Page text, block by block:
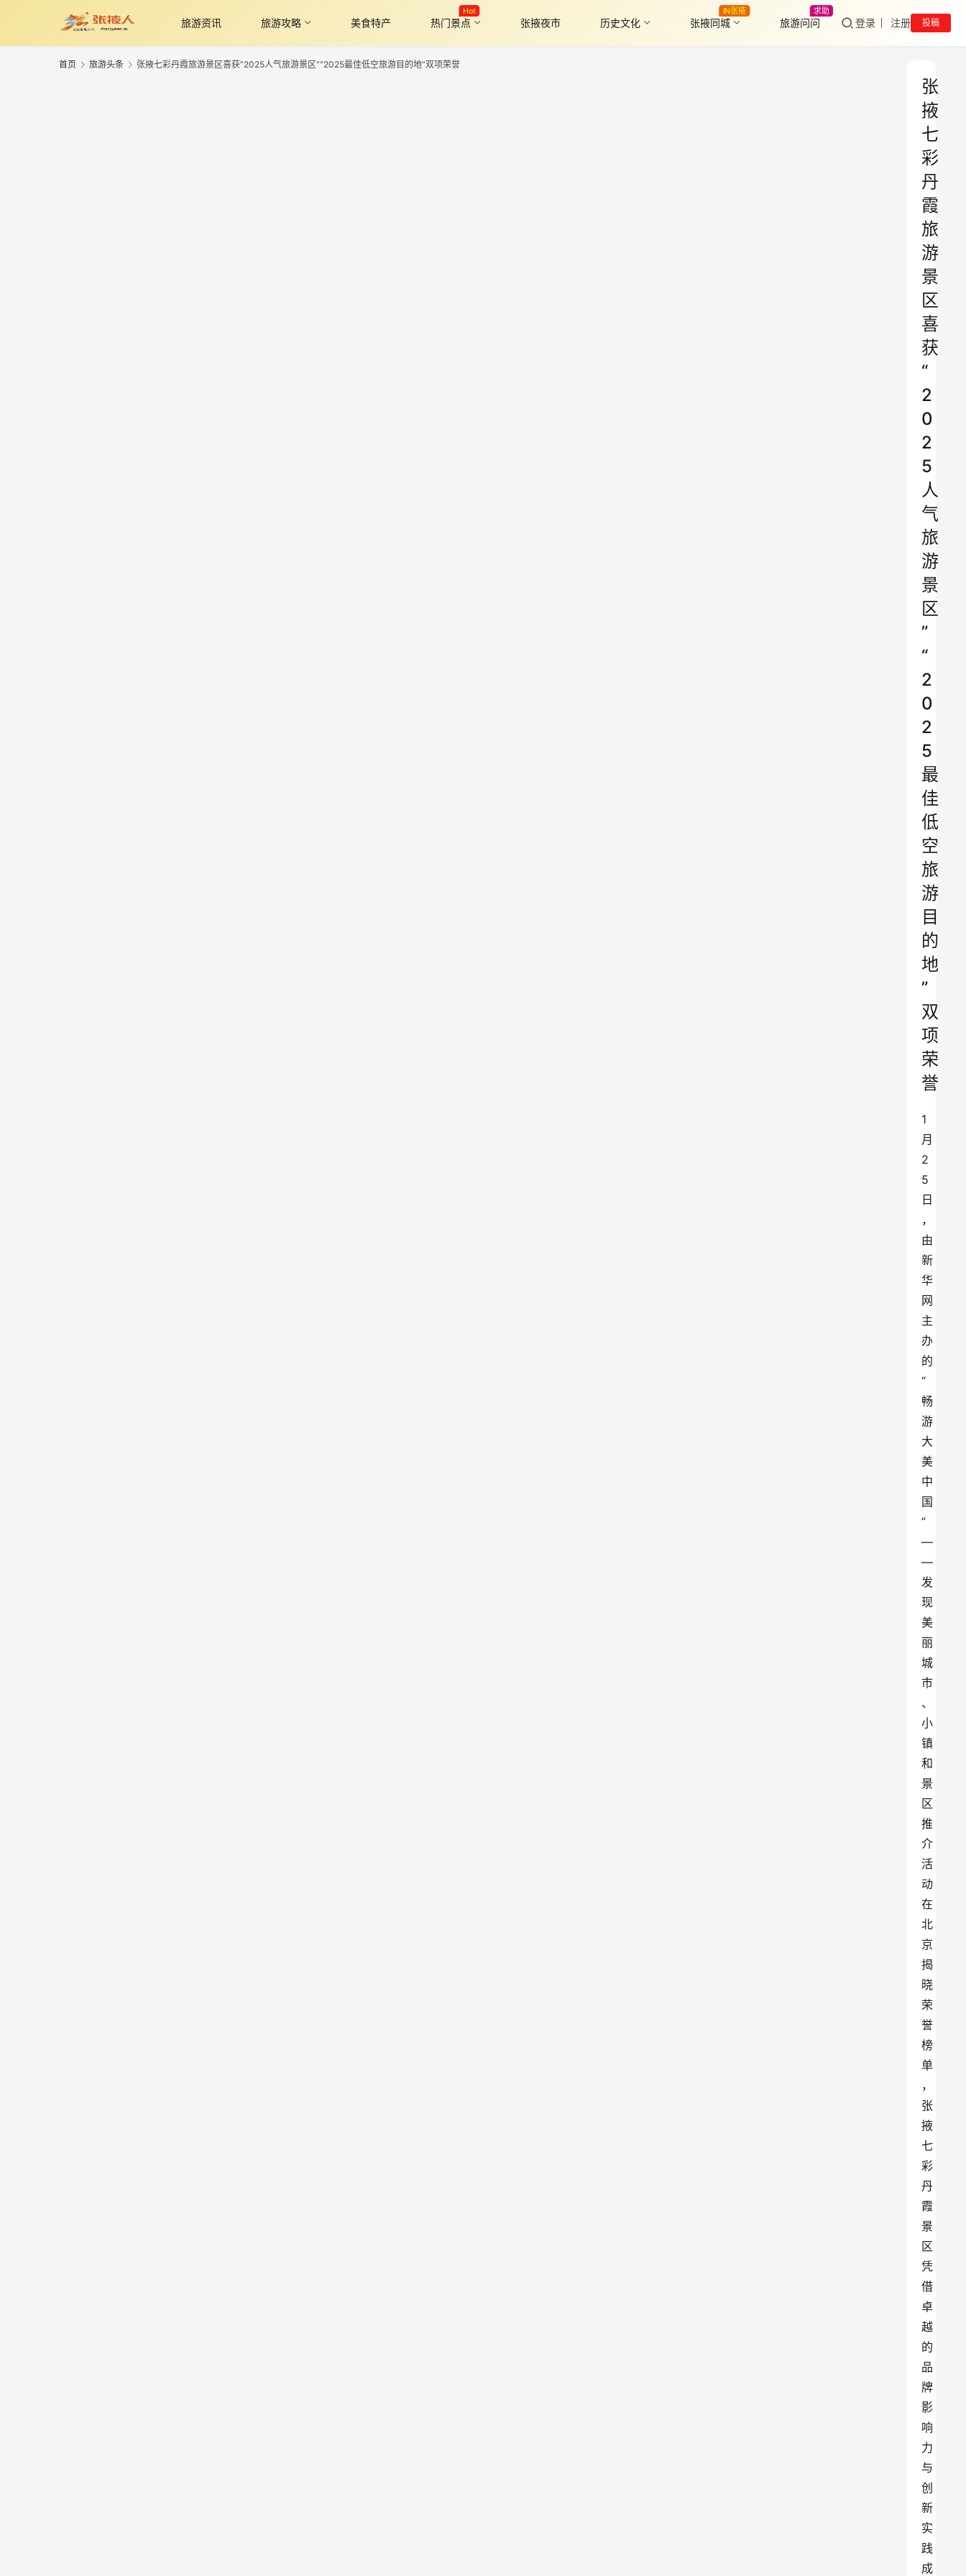
旅游资讯 旅游攻略 美食特产 热门景点
Hot
张掖夜市 历史文化 张掖同城
IN张掖
旅游问问
求助
登录 注册 投稿
首页 旅游头条 张掖七彩丹霞旅游景区喜获“2025人气旅游景区”“2025最佳低空旅游目的地”双项荣誉
张
掖
七
彩
丹
霞
旅
游
景
区
喜
获
“
2
0
2
5
人
气
旅
游
景
区
”
“
2
0
2
5
最
佳
低
空
旅
游
目
的
地
”
双
项
荣
誉
1
月
2
5
日
，
由
新
华
网
主
办
的
“
畅
游
大
美
中
国
”
—
—
发
现
美
丽
城
市
、
小
镇
和
景
区
推
介
活
动
在
北
京
揭
晓
荣
誉
榜
单
，
张
掖
七
彩
丹
霞
景
区
凭
借
卓
越
的
品
牌
影
响
力
与
创
新
实
践
成